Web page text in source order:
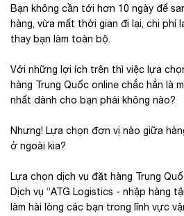
Bạn không cần tới hơn 10 ngày để
hàng, vừa mất thời gian đi lại, chi phí
thay bạn làm toàn bộ.
Với những lợi ích trên thì việc lựa
hàng Trung Quốc online chắc hẳn là
nhất dành cho bạn phải không nào?
Nhưng! Lựa chọn đơn vị nào giữa
ở ngoài kia?
Lựa chọn dịch vụ đặt hàng Trung
Dịch vụ “ATG Logistics - nhập hàng
làm hài lòng các bạn trong lĩnh vực